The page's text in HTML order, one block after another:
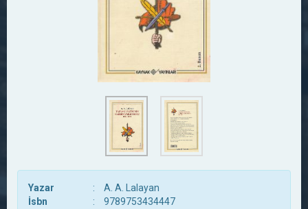
Yazar :
A. A. Lalayan
İsbn
:
9789753434447